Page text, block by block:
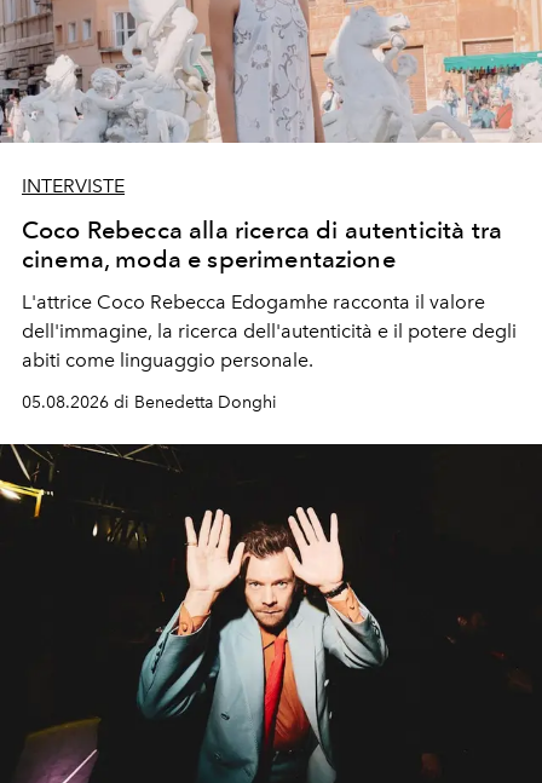
INTERVISTE
Coco Rebecca alla ricerca di autenticità tra
cinema, moda e sperimentazione
L'attrice Coco Rebecca Edogamhe racconta il valore
dell'immagine, la ricerca dell'autenticità e il potere degli
abiti come linguaggio personale.
05.08.2026 di Benedetta Donghi